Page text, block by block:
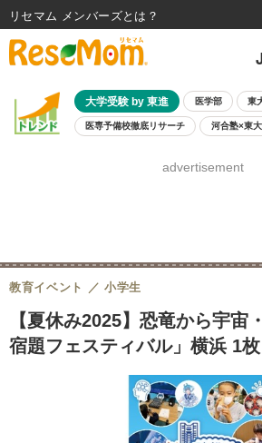
大学受験 by 東進 医学部 東
医専予備校徹底リサーチ 河合塾×東
8月開催学校説明会・相談会
advertisement
【夏休み2025】恐竜から宇宙
宿題フェスティバル」横浜 1
教育イベント 小学生
リセマム メンバーズ